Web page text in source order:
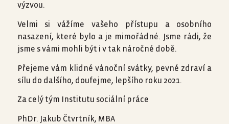
výzvou.
Velmi si vážíme vašeho přístupu a osobního
nasazení, které bylo a je mimořádné. Jsme rádi, že
jsme s vámi mohli být i v tak náročné době.
Přejeme vám klidné vánoční svátky, pevné zdraví a
sílu do dalšího, doufejme, lepšího roku 2021.
Za celý tým Institutu sociální práce
PhDr. Jakub Čtvrtník, MBA